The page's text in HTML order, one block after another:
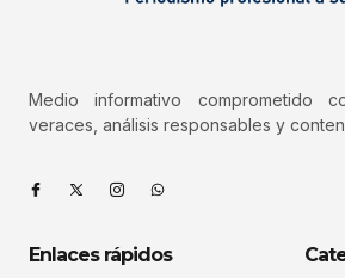
Medio informativo comprometido
veraces, análisis responsables y
Enlaces rápidos